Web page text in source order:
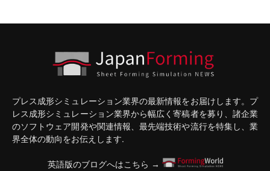
プレス成形シミュレーション業界の最新情報をお届けします。プ
レス成形シミュレーション業界から幅広く寄稿者を募り、諸企業
のソフトウェア開発や関連情報、最先端技術や流行を特集し、業
界全体の動向をお伝えします.
英語版のブログへはこちら →